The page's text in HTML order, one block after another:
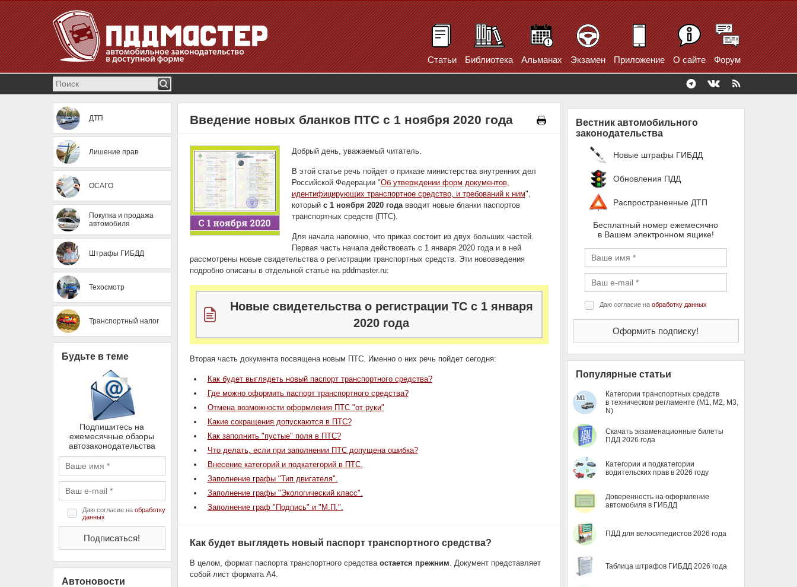
Статьи Библиотека Альманах Экзамен Приложение О сайте Форум
ДТП
Лишение прав
ОСАГО
Покупка и продажа
автомобиля
Штрафы ГИБДД
Техосмотр
Транспортный налог
Будьте в теме
Подпишитесь на
ежемесячные обзоры
автозаконодательства
Даю согласие на обработку
данных
Автоновости
Введение новых бланков ПТС с 1 ноября 2020 года
Добрый день, уважаемый читатель.
В этой статье речь пойдет о приказе министерства внутренних дел
Российской Федерации "Об утверждении форм документов,
идентифицирующих транспортное средство, и требований к ним",
который с 1 ноября 2020 годавводит новые бланки паспортов
транспортных средств (ПТС).
Для начала напомню, что приказ состоит из двух больших частей.
Первая часть начала действовать с 1 января 2020 года и в ней
рассмотрены новые свидетельства о регистрации транспортных средств. Эти нововведения
подробно описаны в отдельной статье на pddmaster.ru:
Новые свидетельства о регистрации ТС с 1 января
2020 года
Вторая часть документа посвящена новым ПТС. Именно о них речь пойдет сегодня:
Как будет выглядеть новый паспорт транспортного средства?
Где можно оформить паспорт транспортного средства?
Отмена возможности оформления ПТС "от руки"
Какие сокращения допускаются в ПТС?
Как заполнить "пустые" поля в ПТС?
Что делать, если при заполнении ПТС допущена ошибка?
Внесение категорий и подкатегорий в ПТС.
Заполнение графы "Тип двигателя".
Заполнение графы "Экологический класс".
Заполнение граф "Подпись" и "М.П.".
Как будет выглядеть новый паспорт транспортного средства?
В целом, формат паспорта транспортного средства остается прежним. Документ представляет
собой лист формата А4.
Вестник автомобильного
законодательства
Новые штрафы ГИБДД
Обновления ПДД
Распространенные ДТП
Бесплатный номер ежемесячно
в Вашем электронном ящике!
Даю согласие на обработку данных
Популярные статьи
Категории транспортных средств
в техническом регламенте (M1, M2, M3,
N)
Скачать экзаменационные билеты
ПДД 2026 года
Категории и подкатегории
водительских прав в 2026 году
Доверенность на оформление
автомобиля в ГИБДД
ПДД для велосипедистов 2026 года
Таблица штрафов ГИБДД 2026 года